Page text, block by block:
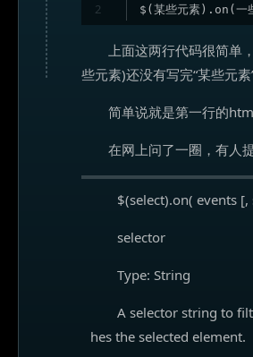
$(某些元素).on(一
2
上面这两行代码很简单
些元素)还没有写完“某些元
简单说就是第一行的
在网上问了一圈，有人
$(select).on( events
selector
Type: String
A selector string to
hes the selected element.